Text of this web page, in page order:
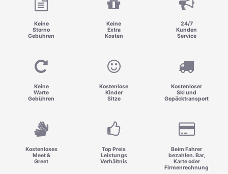
Keine
Storno
Gebühren
Keine
Extra
Kosten
24/7
Kunden
Service
Keine
Warte
Gebühren
Kostenlose
Kinder
Sitze
Kostenloser
Ski und
Gepäcktransport
Kostenloses
Meet &
Greet
Top Preis
Leistungs
Verhältnis
Beim Fahrer
bezahlen. Bar,
Karte oder
Firmenrechnung